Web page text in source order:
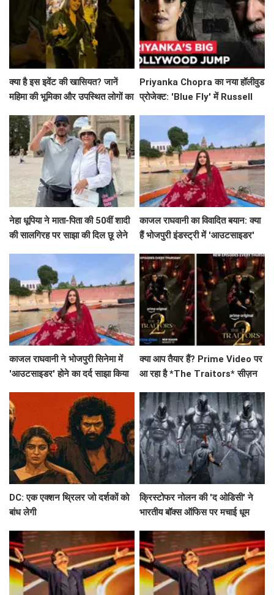
क्या है इस इवेंट की खासियत? जानें
महिमा की भूमिका और उपस्थित लोगों का
Priyanka Chopra का नया हॉलीवुड
प्रोजेक्ट: 'Blue Fly' में Russell
नेहा धूपिया ने माता-पिता की 50वीं शादी
की सालगिरह पर साझा की दिल छू लेने
काजल राघवानी का विवादित बयान: क्या
हैं भोजपुरी इंडस्ट्री में 'आउटसाइडर'
काजल राघवानी ने भोजपुरी सिनेमा में
'आउटसाइडर' होने का दर्द साझा किया
क्या आप तैयार हैं? Prime Video पर
आ रहा है *The Traitors* सीज़न
DC: एक एक्शन थ्रिलर जो दर्शकों को
बांध लेगी
क्रिस्टोफर नोलन की 'द ओडिसी' ने
भारतीय बॉक्स ऑफिस पर मचाई धूम